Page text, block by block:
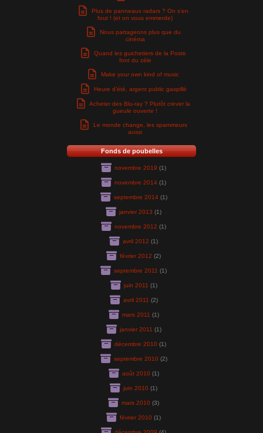
Plus de panneaux radars ? On s’en
fout ! (et on vous emmerde)
Nous partageons plus que du
cinéma
Quand les guichetiers de la Poste
font du zèle
Make your own kind of music
Heure d’été, argent public gaspillé
Acheter des Blu-ray ? Plutôt crever la
gueule ouverte !
Le monde change, les spammeurs
aussi
Fonds de poubelles
novembre 2019 (1)
novembre 2014 (1)
septembre 2014(1)
janvier 2013 (1)
novembre 2012 (1)
avril 2012 (1)
février 2012 (2)
septembre 2011 (1)
juin 2011 (1)
avril 2011 (2)
mars 2011 (1)
janvier 2011 (1)
décembre 2010 (1)
septembre 2010(2)
août 2010(1)
juin 2010 (1)
mars 2010 (3)
février 2010 (1)